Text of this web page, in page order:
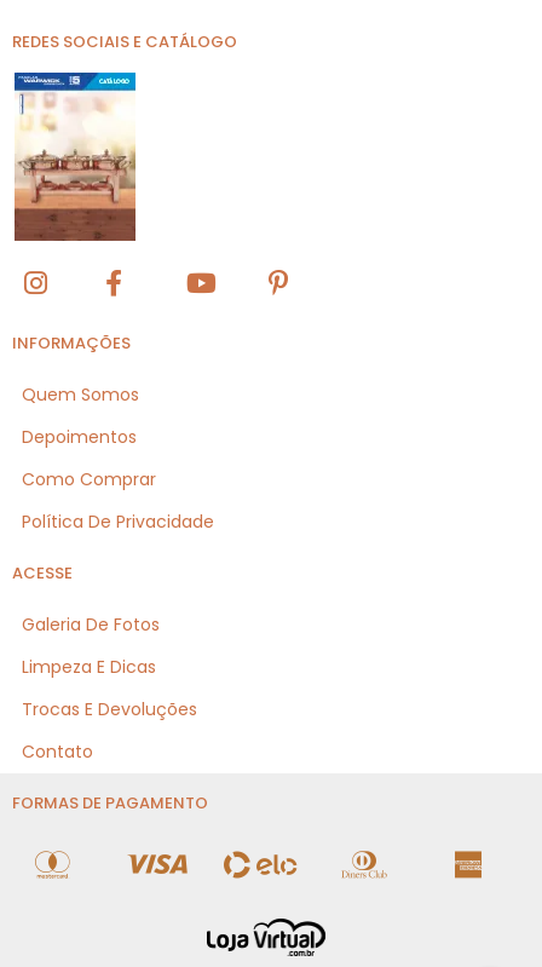
REDES SOCIAIS E CATÁLOGO
INFORMAÇÕES
Quem Somos
Depoimentos
Como Comprar
Política De Privacidade
ACESSE
Galeria De Fotos
Limpeza E Dicas
Trocas E Devoluções
Contato
FORMAS DE PAGAMENTO